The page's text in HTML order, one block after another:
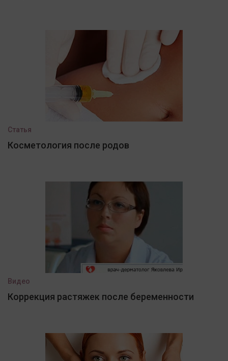
Статья
Косметология после родов
Видео
Коррекция растяжек после беременности